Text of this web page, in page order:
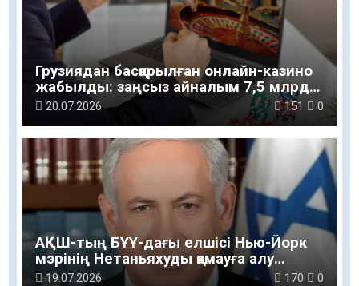
Грузиядан басқарылған онлайн-казино
жабылды: заңсыз айналым 7,5 млрд
теңгеге жеткен
20.07.2026 151 0
АҚШ-тың БҰҰ-дағы елшісі Нью-Йорк
мэрінің Нетаньяхуды қамауға алу
туралы мәлімдемесін жоққа шығарды
19.07.2026 170 0